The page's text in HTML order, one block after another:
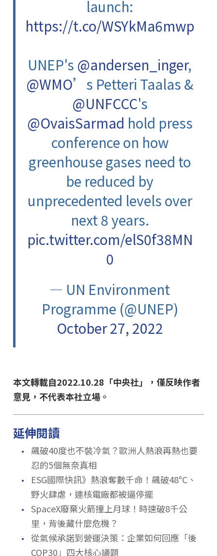
launch:
https://t.co/WSYkMa6mwp
UNEP's @andersen_inger,
@WMO’s Petteri Taalas &
@UNFCCC's
@OvaisSarmad hold press
conference on how
greenhouse gases need to
be reduced by
unprecedented levels over
next 8 years.
pic.twitter.com/elS0f38MN
0
— UN Environment
Programme (@UNEP)
October 27, 2022
本文轉載自2022.10.28「中央社」，僅反映作者
意見，不代表本社立場。
延伸閱讀
．
飆破40度也不裝冷氣？歐洲人熱浪再熱也要
忍的5個無奈真相
．
ESG國際快訊》熱浪奪數千命！飆破48°C、
野火肆虐，連核電廠都被逼停擺
． SpaceX廢棄火箭撞上月球！時速破8千公
里，背後藏什麼危機？
． 從氣候承諾到營運決策：企業如何回應「後
COP30」四大核心議題